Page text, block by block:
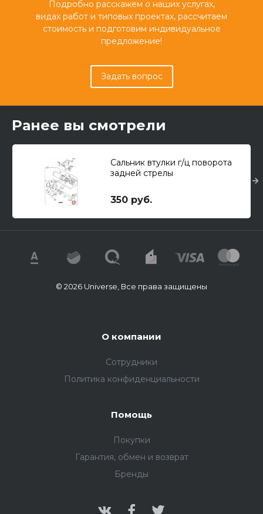
Подробно расскажем о наших услугах,
видах работ и типовых проектах, рассчитаем
стоимость и подготовим индивидуальное
предложение!
Задать вопрос
Ранее вы смотрели
Сальник втулки г/ц поворота
задней стрелы
350 руб.
© 2026 Universe, Все права защищены
О компании
Сотрудники
Политика конфиденциальности
Помощь
Покупки
Гарантия, обмен и возврат
Бренды